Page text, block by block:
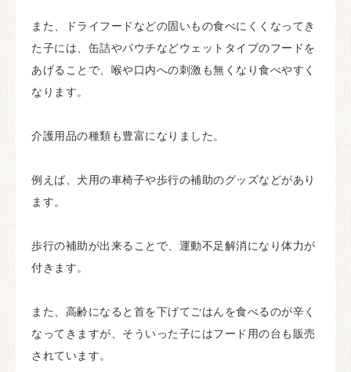
また、ドライフードなどの固いもの食べにくくなってき
た子には、缶詰やパウチなどウェットタイプのフードを
あげることで、喉や口内への刺激も無くなり食べやすく
なります。
介護用品の種類も豊富になりました。
例えば、犬用の車椅子や歩行の補助のグッズなどがあり
ます。
歩行の補助が出来ることで、運動不足解消になり体力が
付きます。
また、高齢になると首を下げてごはんを食べるのが辛く
なってきますが、そういった子にはフード用の台も販売
されています。